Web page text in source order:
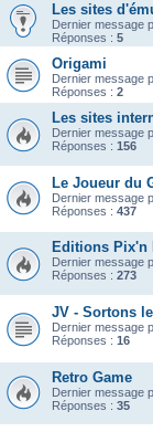
Les sites
Dernier message
Réponses : 5
Origami
Dernier message
Réponses : 2
Les sites
Dernier message
Réponses : 156
Le Joueur du
Dernier message
Réponses : 437
Editions Pix'n
Dernier message
Réponses : 273
JV - Sortons
Dernier message
Réponses : 16
Retro Game
Dernier message
Réponses : 35